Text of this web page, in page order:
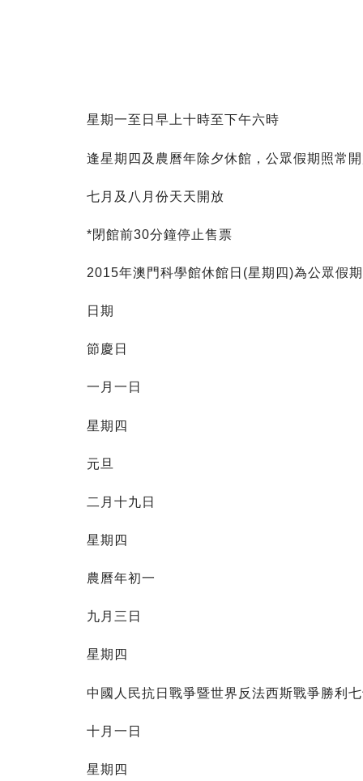
星期一至日早上十時至下午六時
逢星期四及農曆年除夕休館，公眾假期照常
七月及八月份天天開放
*閉館前30分鐘停止售票
2015年澳門科學館休館日(星期四)為公眾假
日期
節慶日
一月一日
星期四
元旦
二月十九日
星期四
農曆年初一
九月三日
星期四
中國人民抗日戰爭暨世界反法西斯戰爭勝利
十月一日
星期四